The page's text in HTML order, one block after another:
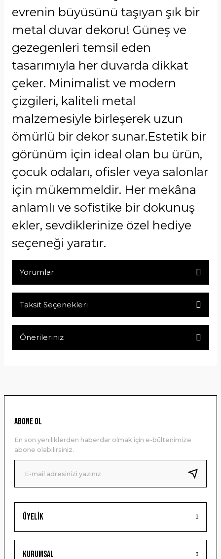
evrenin büyüsünü taşıyan şık bir
metal duvar dekoru! Güneş ve
gezegenleri temsil eden
tasarımıyla her duvarda dikkat
çeker. Minimalist ve modern
çizgileri, kaliteli metal
malzemesiyle birleşerek uzun
ömürlü bir dekor sunar.Estetik bir
görünüm için ideal olan bu ürün,
çocuk odaları, ofisler veya salonlar
için mükemmeldir. Her mekâna
anlamlı ve sofistike bir dokunuş
ekler, sevdiklerinize özel hediye
seçeneği yaratır.
Yorumlar
Taksit Seçenekleri
Önerileriniz
Ürün resmi kalitesiz, bozuk veya görüntülenemiyor.
Ürün bilgilerinde hatalar bulunuyor.
Ürün fiyatı diğer sitelerden daha pahalı.
Bu ürüne benzer farklı alternatifler olmalı.
Gönder
Üyelik
Kurumsal
ABONE OL
En son yeniliklerden haberdar olmak için e-bültenimize
abone olabilirsiniz.